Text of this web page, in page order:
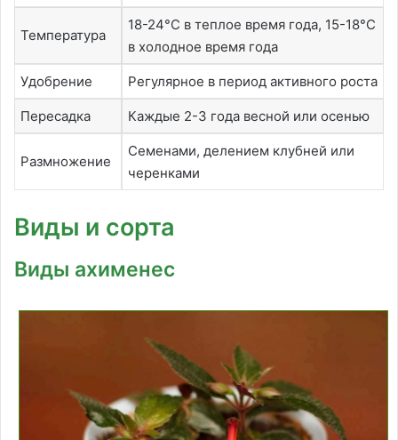
Температура
18-24°C в теплое время года, 15-18°C
в холодное время года
Удобрение Регулярное в период активного роста
Пересадка Каждые 2-3 года весной или осенью
Размножение
Семенами, делением клубней или
черенками
Виды и сорта
Виды ахименес